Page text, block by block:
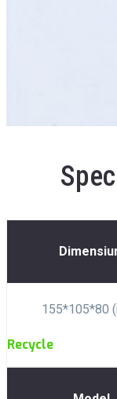
155*105*80
Recycle